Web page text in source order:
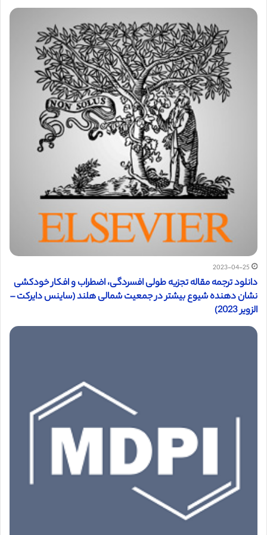
2023-04-25
دانلود ترجمه مقاله تجزیه طولی افسردگی، اضطراب و افکار خودکشی
نشان دهنده شیوع بیشتر در جمعیت شمالی هلند (ساینس دایرکت –
الزویر 2023)